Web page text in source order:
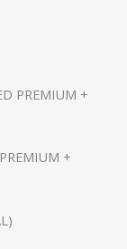
PREMIUM +
+